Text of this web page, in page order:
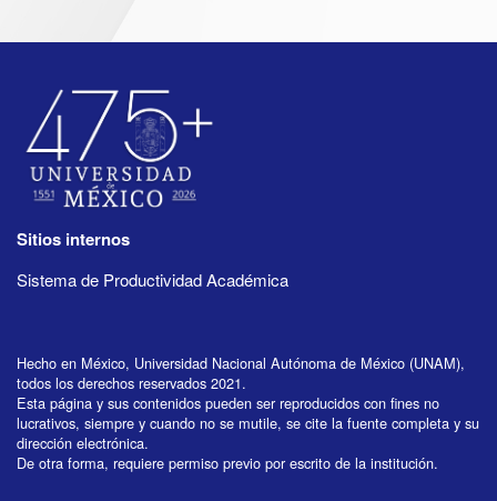
Sitios internos
Sistema de Productividad Académica
Hecho en México, Universidad Nacional Autónoma de México (UNAM),
todos los derechos reservados 2021.
Esta página y sus contenidos pueden ser reproducidos con fines no
lucrativos, siempre y cuando no se mutile, se cite la fuente completa y su
dirección electrónica.
De otra forma, requiere permiso previo por escrito de la institución.